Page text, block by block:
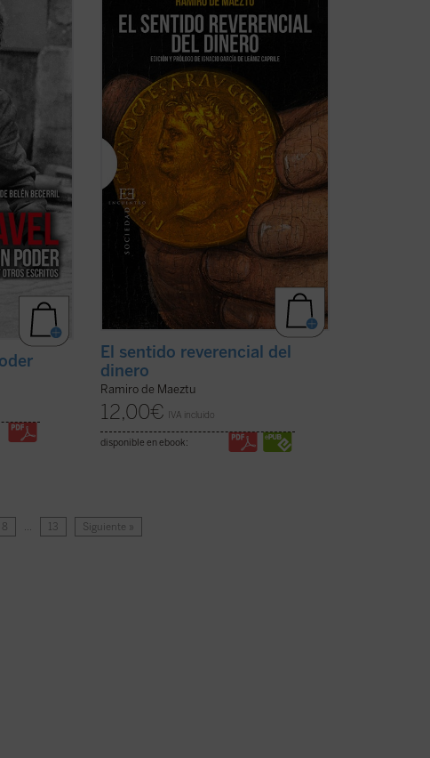
de las
Havel
un
los años
en un
Pocas veces hallará el lector una obra tan
sorprendentemente oportuna y
esclarecedora para nuestras actuales
circunstancias económico-financieras y
morales como ésta de Ramiro de Maeztu.
Oportuna, al interrogarnos forzosamente
por las causas ...(ver ficha)
El sentido reverencial del
dinero
Ramiro de Maeztu
12,00€ IVA incluido
disponible en ebook:
8 … 13 Siguiente »